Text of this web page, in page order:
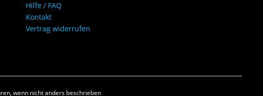
Hilfe / FAQ
Kontakt
Vertrag widerrufen
wenn nicht anders beschrieben